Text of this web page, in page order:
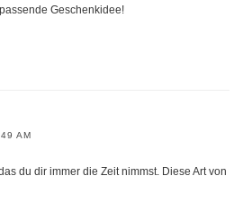
Geschenkidee!
AM
du dir immer die Zeit nimmst. Diese Art von